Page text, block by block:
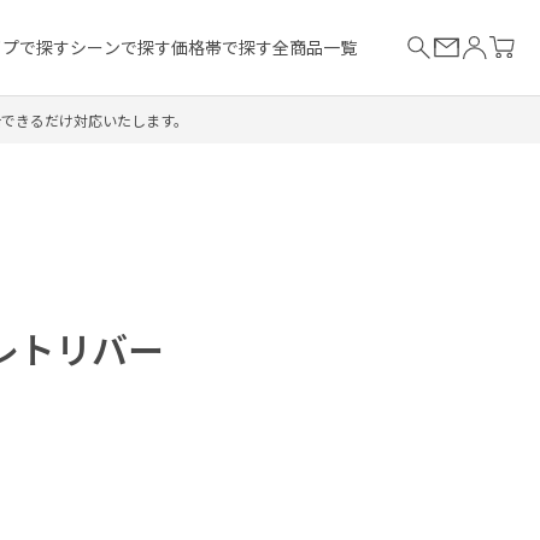
で探すシーンで探す価格帯で探す全商品一覧
きるだけ対応いたします。
リバー